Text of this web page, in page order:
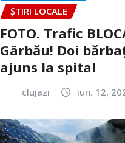
ȘTIRI LOCALE
FOTO. Trafic
Gârbău! Doi
ajuns la spital
clujazi iun. 12,